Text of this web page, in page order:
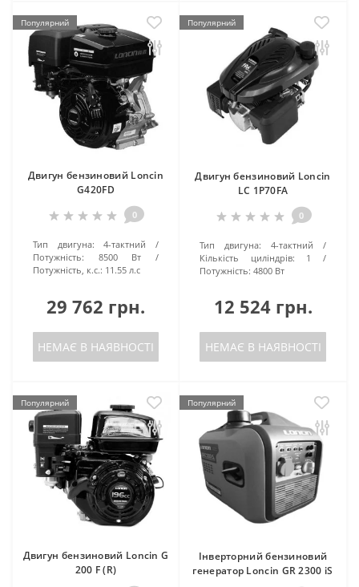
Популярний
Двигун бензиновий Loncin
G420FD
0
Тип двигуна:
4-тактний
Потужність:
8500 Вт
Потужність, к.с.: 11.55 л.с
29 762 грн.
НЕМАЄ В НАЯВНОСТІ
Популярний
Двигун бензиновий Loncin
LC 1P70FA
0
Тип двигуна:
4-тактний
Кількість циліндрів:
1
Потужність: 4800 Вт
12 524 грн.
НЕМАЄ В НАЯВНОСТІ
Популярний
Двигун бензиновий Loncin G
200 F (R)
Популярний
Інверторний бензиновий
генератор Loncin GR 2300 iS